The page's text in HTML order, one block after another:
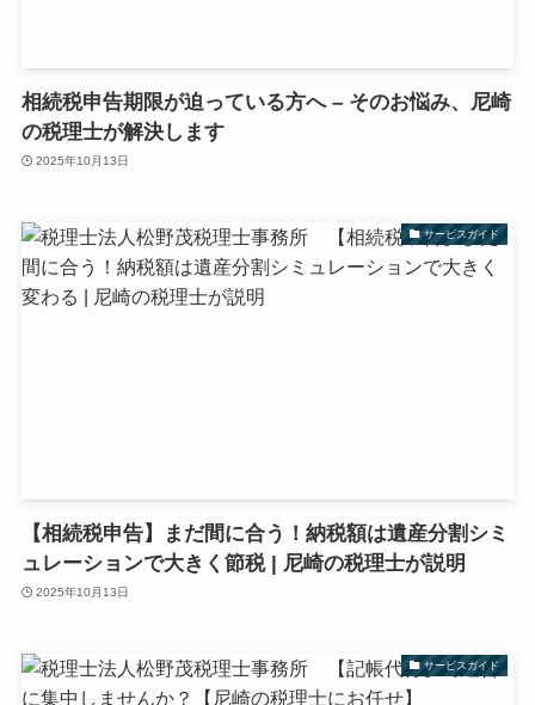
相続税申告期限が迫っている方へ – そのお悩み、尼崎
の税理士が解決します
2025年10月13日
サービスガイド
【相続税申告】まだ間に合う！納税額は遺産分割シミ
ュレーションで大きく節税 | 尼崎の税理士が説明
2025年10月13日
サービスガイド